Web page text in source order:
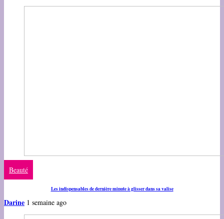
Beauté
Les indispensables de dernière minute à glisser dans sa valise
Darine 1 semaine ago